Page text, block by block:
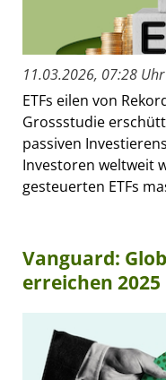
11.03.2026, 07:28 Uhr
ETFs eilen von
Grossstudie
passiven
Investoren weltweit
gesteuerten ETFs
Vanguard:
erreichen